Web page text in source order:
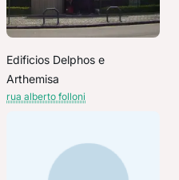
Edificios Delphos e
Arthemisa
rua alberto folloni